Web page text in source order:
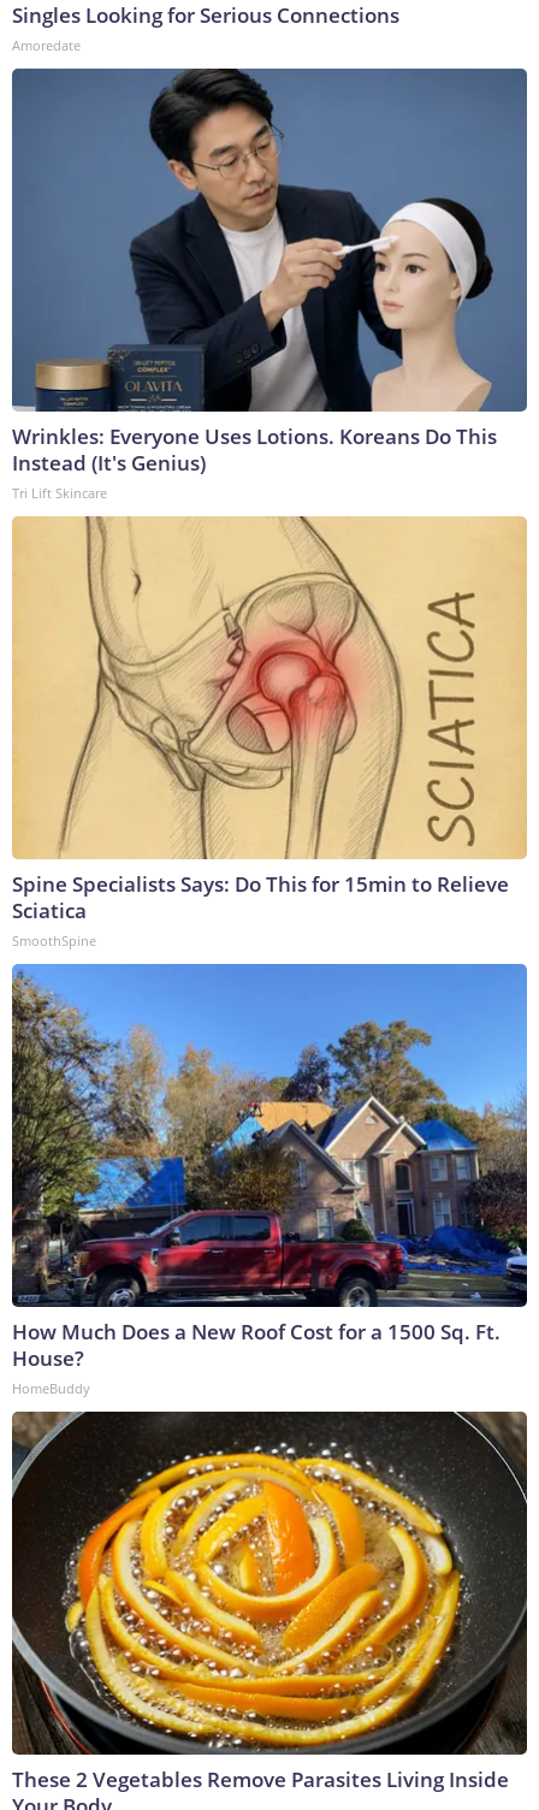
Singles Looking for Serious Connections
Amoredate
Wrinkles: Everyone Uses Lotions. Koreans Do This
Instead (It's Genius)
Tri Lift Skincare
Spine Specialists Says: Do This for 15min to Relieve
Sciatica
SmoothSpine
How Much Does a New Roof Cost for a 1500 Sq. Ft.
House?
HomeBuddy
These 2 Vegetables Remove Parasites Living Inside